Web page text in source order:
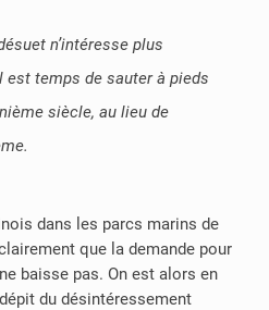
n’intéresse plus
est temps de sauter à pieds
siècle, au lieu de
dans les parcs marins de
que la demande pour
baisse pas. On est alors en
du désintéressement